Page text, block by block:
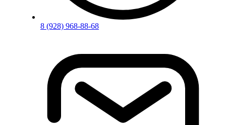
8 (928) 968-88-68